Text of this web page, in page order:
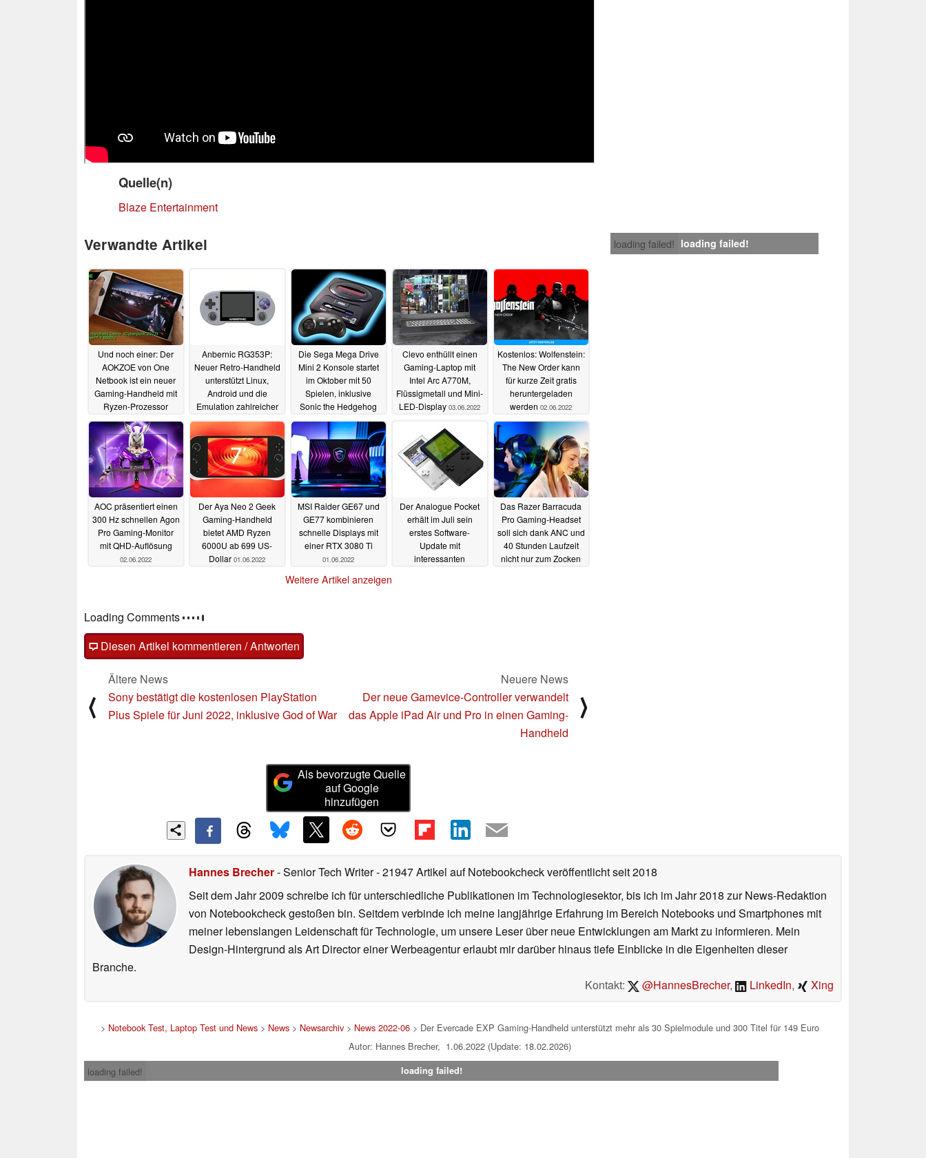
Quelle(n)
Blaze Entertainment
loading failed! loading failed!
Verwandte Artikel
Und noch einer: Der
AOKZOE von One
Netbook ist ein neuer
Gaming-Handheld mit
Ryzen-Prozessor
25.06.2022
Anbernic RG353P:
Neuer Retro-Handheld
unterstützt Linux,
Android und die
Emulation zahlreicher
Plattformen18.06.2022
Die Sega Mega Drive
Mini 2 Konsole startet
im Oktober mit 50
Spielen, inklusive
Sonic the Hedgehog
CD07.06.2022
Clevo enthüllt einen
Gaming-Laptop mit
Intel Arc A770M,
Flüssigmetall und Mini-
LED-Display 03.06.2022
Kostenlos: Wolfenstein:
The New Order kann
für kurze Zeit gratis
heruntergeladen
werden 02.06.2022
AOC präsentiert einen
300 Hz schnellen Agon
Pro Gaming-Monitor
mit QHD-Auflösung
02.06.2022
Der Aya Neo 2 Geek
Gaming-Handheld
bietet AMD Ryzen
6000U ab 699 US-
Dollar 01.06.2022
MSI Raider GE67 und
GE77 kombinieren
schnelle Displays mit
einer RTX 3080 Ti
01.06.2022
Der Analogue Pocket
erhält im Juli sein
erstes Software-
Update mit
interessanten
Das Razer Barracuda
Pro Gaming-Headset
soll sich dank ANC und
40 Stunden Laufzeit
nicht nur zum Zocken
Weitere Artikel anzeigen
Loading Comments
Diesen Artikel kommentieren / Antworten
⟨
Ältere News
Sony bestätigt die kostenlosen PlayStation
Plus Spiele für Juni 2022, inklusive God of War
Neuere News
Der neue Gamevice-Controller verwandelt
das Apple iPad Air und Pro in einen Gaming-
Handheld
⟩
Als bevorzugte Quelle
auf Google
hinzufügen
Hannes Brecher- Senior Tech Writer- 21947 Artikel auf Notebookcheck veröffentlichtseit 2018
Seit dem Jahr 2009 schreibe ich für unterschiedliche Publikationen im Technologiesektor, bis ich im Jahr 2018 zur News-Redaktion
von Notebookcheck gestoßen bin. Seitdem verbinde ich meine langjährige Erfahrung im Bereich Notebooks und Smartphones mit
meiner lebenslangen Leidenschaft für Technologie, um unsere Leser über neue Entwicklungen am Markt zu informieren. Mein
Design-Hintergrund als Art Director einer Werbeagentur erlaubt mir darüber hinaus tiefe Einblicke in die Eigenheiten dieser
Branche.
Kontakt:
@HannesBrecher, LinkedIn, Xing
> Notebook Test, Laptop Test und News> News> Newsarchiv> News 2022-06> Der Evercade EXP Gaming-Handheld unterstützt mehr als 30 Spielmodule und 300 Titel für 149 Euro
Autor: Hannes Brecher, 1.06.2022 (Update: 18.02.2026)
loading failed!
loading failed!